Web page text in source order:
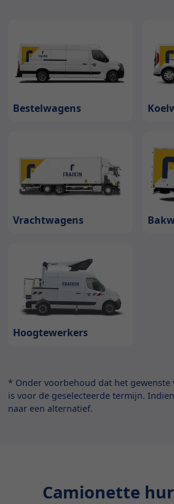
Bestelwagens
Vrachtwagens
Hoogtewerkers
* Onder voorbehoud dat het
is voor de geselecteerde termijn.
naar een alternatief.
Camionette